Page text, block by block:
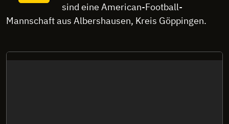
sind eine American-Football-
Mannschaft aus Albershausen, Kreis Göppingen.